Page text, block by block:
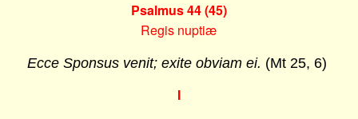
Psalmus 44 (45)
Regis nuptiæ
Ecce Sponsus venit; exite obviam ei. (Mt 25, 6)
I